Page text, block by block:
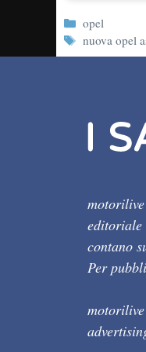
Categorie
opel
Tag
nuova opel
editoriale
contano
Per